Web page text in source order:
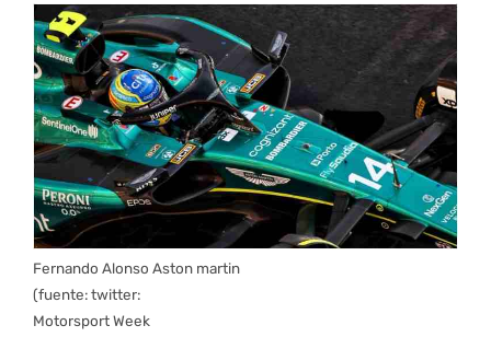
Fernando Alonso Aston martin
(fuente: twitter:
Motorsport Week